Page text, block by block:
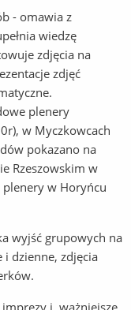
- omawia z
wiedzę
zdjęcia na
zdjęć
plenery
w Myczkowcach
pokazano na
Rzeszowskim w
w Horyńcu
wyjść grupowych na
i dzienne, zdjęcia
i ważniejsze